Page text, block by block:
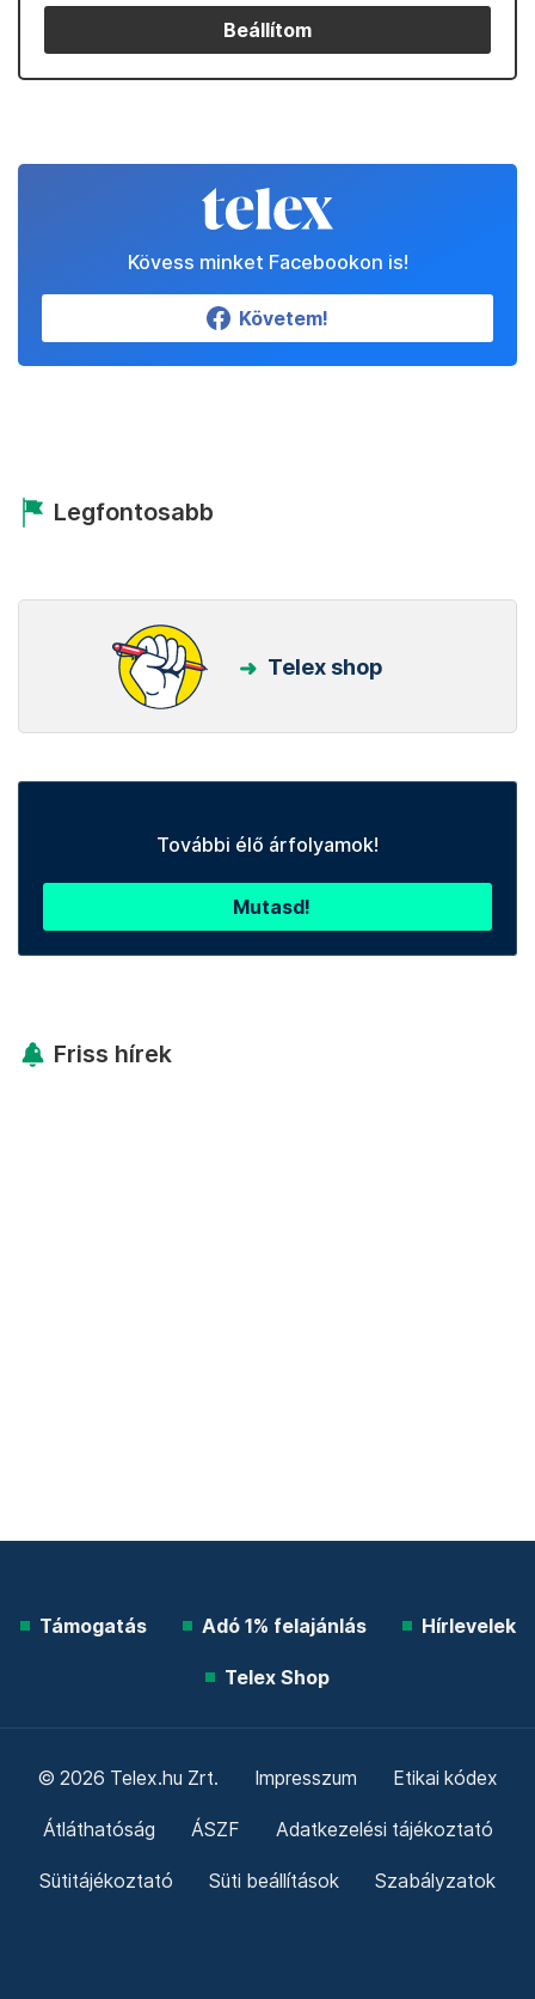
Beállítom
Kövess minket Facebookon is!
Követem!
Legfontosabb
Telex shop
További élő árfolyamok!
Mutasd!
Friss hírek
Támogatás Adó 1% felajánlás Hírlevelek
Telex Shop
© 2026 Telex.hu Zrt. Impresszum Etikai kódex
Átláthatóság ÁSZF Adatkezelési tájékoztató
Sütitájékoztató Süti beállítások Szabályzatok